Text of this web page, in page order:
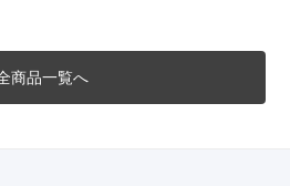
商品一覧へ